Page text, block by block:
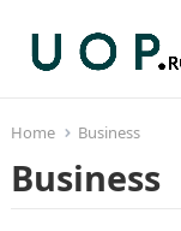
Home Business
Business